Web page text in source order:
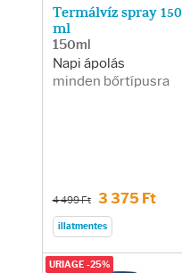
Termálvíz spray 150
ml
150ml
Napi ápolás
minden bőrtípusra
4 499 Ft 3 375 Ft
illatmentes
URIAGE -25%